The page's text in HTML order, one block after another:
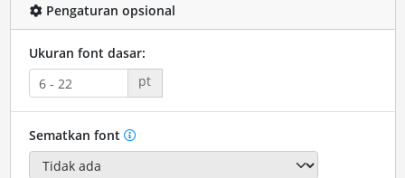
Pengaturan opsional
Ukuran font dasar:
pt
Sematkan font